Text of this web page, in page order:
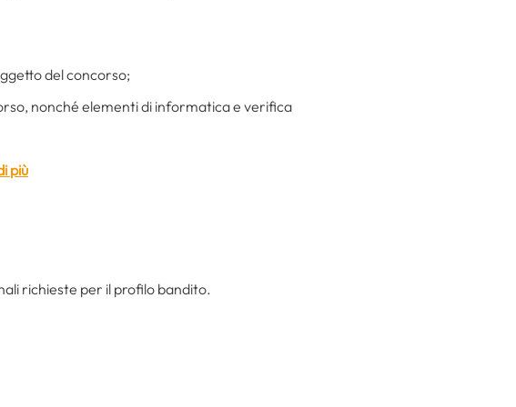
del concorso;
nonché elementi di informatica e verifica
più
richieste per il profilo bandito.